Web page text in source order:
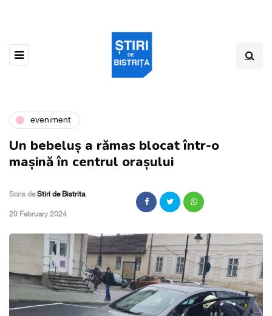
eveniment
Un bebeluș a rămas blocat într-o
mașină în centrul orașului
Scris deStiri de Bistrita
,20 February 2024